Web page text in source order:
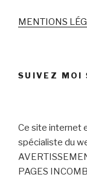
MENTIONS
SUIVEZ MOI
Ce site internet
spécialiste du
PAGES